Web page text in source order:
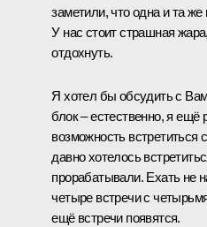
заметили, что одна и та
У нас стоит страшная
отдохнуть.
Я хотел бы обсудить с
блок – естественно, я ещё
возможность встретиться
давно хотелось
прорабатывали. Ехать не
четыре встречи с
ещё встречи появятся.